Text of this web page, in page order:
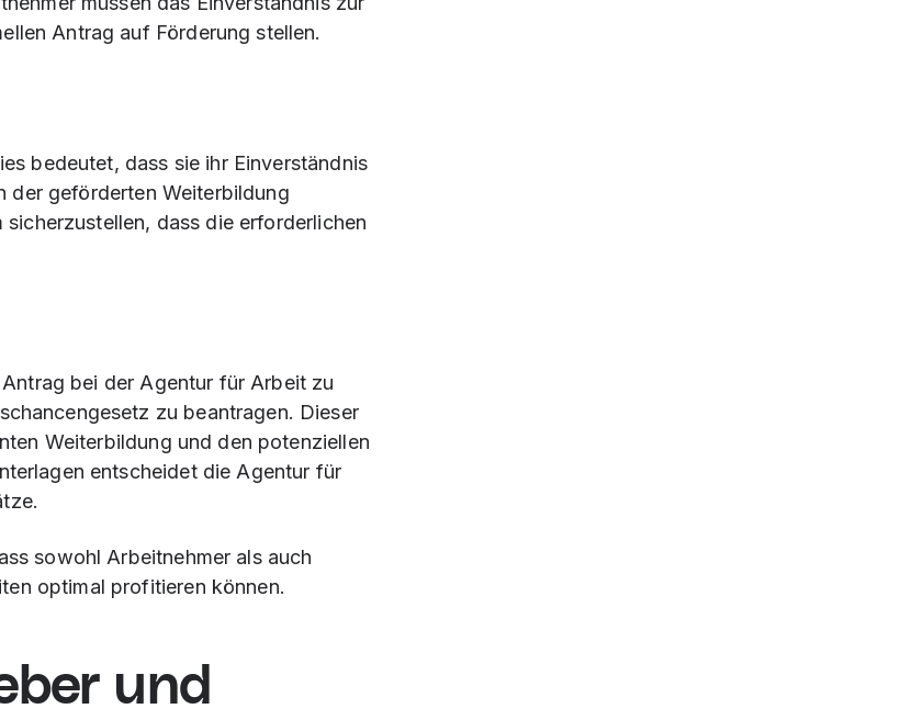
Antrag auf Förderung stellen.
bedeutet, dass sie ihr Einverständnis
der geförderten Weiterbildung
dass die erforderlichen
bei der Agentur für Arbeit zu
zu beantragen. Dieser
Weiterbildung und den potenziellen
entscheidet die Agentur für
sowohl Arbeitnehmer als auch
optimal profitieren können.
und